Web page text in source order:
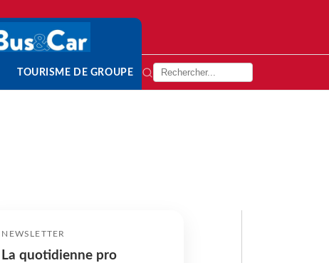
TOURISME DE GROUPE
NEWSLETTER
La quotidienne pro